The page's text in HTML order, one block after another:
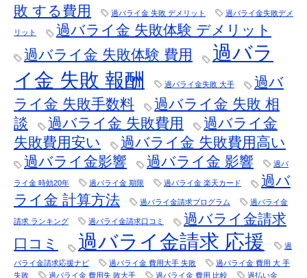
敗 する費用
過バライ金 失敗 デメリット 過バライ金失敗デメ
リット
過バライ金 失敗体験 デメリット
過バライ金 失敗体験 費用
過バラ
イ金 失敗 報酬
過バライ金失敗 大手
過バ
ライ金 失敗手数料
過バライ金 失敗 相
談
過バライ金 失敗費用
過バライ金
失敗費用安い
過バライ金 失敗費用高い
過バライ金影響
過バライ金 影響 過バ
ライ金 時効20年 過バライ金 期限 過バライ金 楽天カード
過バ
ライ金 計算方法
過バライ金請求プログラム 過バライ金
請求 ランキング 過バライ金請求口コミ
過バライ金請求
口コミ
過バライ金請求 応援 過
バライ金請求応援ナビ 過バライ金 費用大手 失敗
過バライ金 費用 大 手
失敗
過バライ金 費用失 敗大手 過バライ金 費用 比較 過払い金